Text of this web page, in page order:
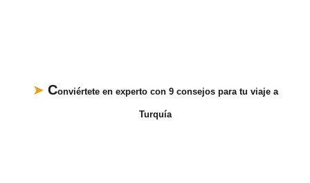
➤ Conviértete en experto con 9 consejos para tu viaje a
Turquía